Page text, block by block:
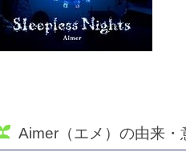
Aimer（エメ）の由来・